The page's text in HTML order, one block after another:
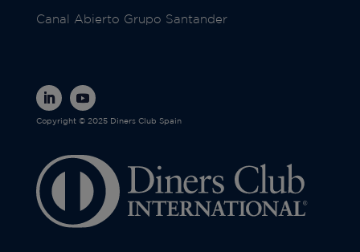
Canal Abierto Grupo Santander
Copyright © 2025 Diners Club Spain